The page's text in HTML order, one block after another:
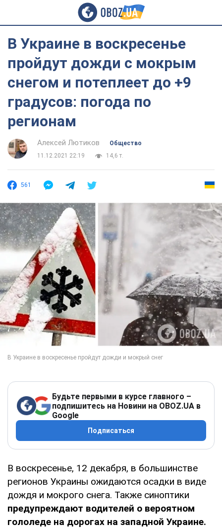
В Украине в воскресенье
пройдут дожди с мокрым
снегом и потеплеет до +9
градусов: погода по
регионам
Алексей Лютиков
Общество
11.12.2021 22:19
14,6 т.
561
Будьте первыми в курсе главного –
подпишитесь на Новини на OBOZ.UA в
Google
Подписаться
В воскресенье, 12 декабря, в большинстве
регионов Украины ожидаются осадки в виде
дождя и мокрого снега. Также синоптики
предупреждают водителей о вероятном
гололеде на дорогах на западной Украине.